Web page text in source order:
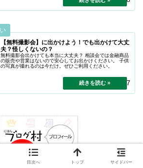
【無料撮影会】に出かけよう！でも出かけて大丈
夫？怪しくないの？
無料撮影会出かけても本当に大丈夫？ 相談会では金融商品
の販売や営業はないので安心してお出かけください。 子供
の写真が撮れるのは今だけ。ぜひご利用ください。
2024.11.07
目次へ トップ サイドバー